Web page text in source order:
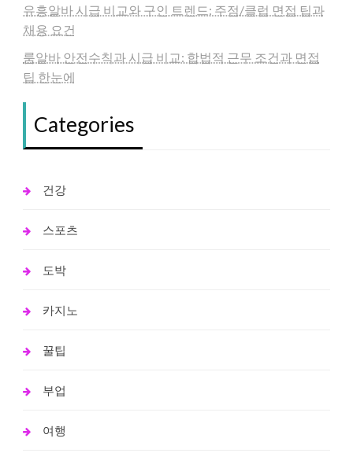
유흥알바 시급 비교와 구인 트렌드: 주점/클럽 면접 팁과
채용 요건
룸알바 안전수칙과 시급 비교: 합법적 근무 조건과 면접
팁 한눈에
Categories
건강
스포츠
도박
카지노
꿀팁
부업
여행